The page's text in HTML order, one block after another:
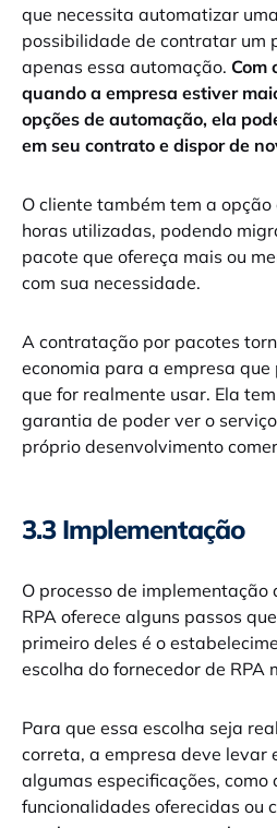
que necessita automatizar
possibilidade de contratar um
apenas essa automação. Com
quando a empresa estiver
opções de automação, ela
em seu contrato e dispor de
O cliente também tem a
horas utilizadas, podendo
pacote que ofereça mais ou
com sua necessidade.
A contratação por pacotes
economia para a empresa
que for realmente usar. Ela
garantia de poder ver o
próprio desenvolvimento
3.3 Implementação
O processo de implementação
RPA oferece alguns passos
primeiro deles é o
escolha do fornecedor de RPA
Para que essa escolha seja
correta, a empresa deve levar
algumas especificações, como
funcionalidades oferecidas ou